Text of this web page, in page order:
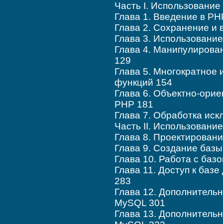
Часть I.
Глава 1. Введение в
Глава 2. Сохранение и
Глава 3.
Глава 4.
129
Глава 5. Многократное
функций 154
Глава 6. Объектно-
PHP 181
Глава 7. Обработка
Часть II.
Глава 8.
Глава 9. Создание
Глава 10. Работа с
Глава 11. Доступ к
283
Глава 12.
MySQL 301
Глава 13.